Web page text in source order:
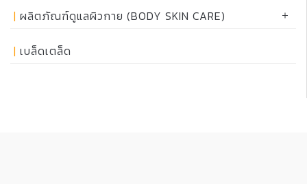
ผลิตภัณฑ์ดูแลผิวกาย (BODY SKIN CARE)
เบล็ดเตล็ด